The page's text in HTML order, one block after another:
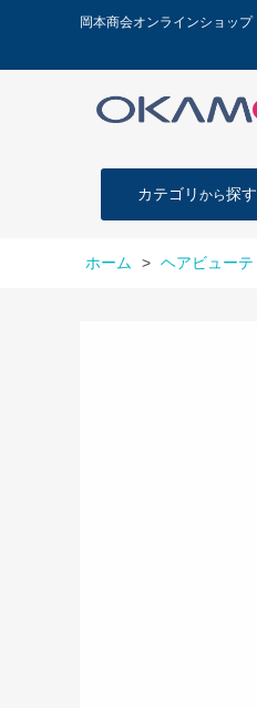
岡本商会オンラインショッ
カテゴリ から探す
ホーム > ヘアビューテ